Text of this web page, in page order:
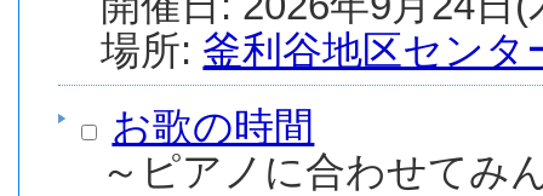
場所: 釜利谷地区センタ
お歌の時間
～ピアノに合わせてみ